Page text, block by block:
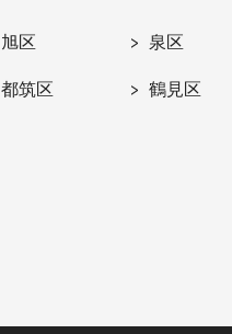
旭区 泉区
都筑区 鶴見区